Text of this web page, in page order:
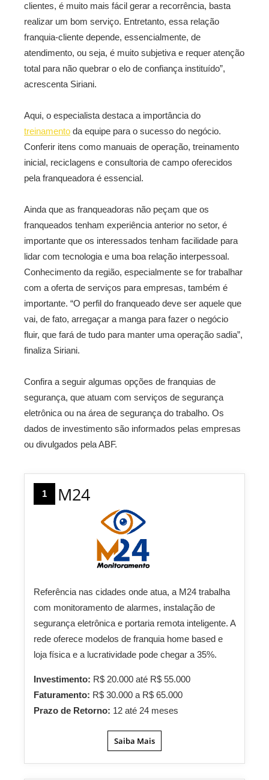
clientes, é muito mais fácil gerar a recorrência, basta
realizar um bom serviço. Entretanto, essa relação
franquia-cliente depende, essencialmente, de
atendimento, ou seja, é muito subjetiva e requer atenção
total para não quebrar o elo de confiança instituído”,
acrescenta Siriani.
Aqui, o especialista destaca a importância do
treinamento da equipe para o sucesso do negócio.
Conferir itens como manuais de operação, treinamento
inicial, reciclagens e consultoria de campo oferecidos
pela franqueadora é essencial.
Ainda que as franqueadoras não peçam que os
franqueados tenham experiência anterior no setor, é
importante que os interessados tenham facilidade para
lidar com tecnologia e uma boa relação interpessoal.
Conhecimento da região, especialmente se for trabalhar
com a oferta de serviços para empresas, também é
importante. “O perfil do franqueado deve ser aquele que
vai, de fato, arregaçar a manga para fazer o negócio
fluir, que fará de tudo para manter uma operação sadia”,
finaliza Siriani.
Confira a seguir algumas opções de franquias de
segurança, que atuam com serviços de segurança
eletrônica ou na área de segurança do trabalho. Os
dados de investimento são informados pelas empresas
ou divulgados pela ABF.
1 M24
Referência nas cidades onde atua, a M24 trabalha
com monitoramento de alarmes, instalação de
segurança eletrônica e portaria remota inteligente. A
rede oferece modelos de franquia home based e
loja física e a lucratividade pode chegar a 35%.
Investimento: R$ 20.000 até R$ 55.000
Faturamento: R$ 30.000 a R$ 65.000
Prazo de Retorno: 12 até 24 meses
Saiba Mais